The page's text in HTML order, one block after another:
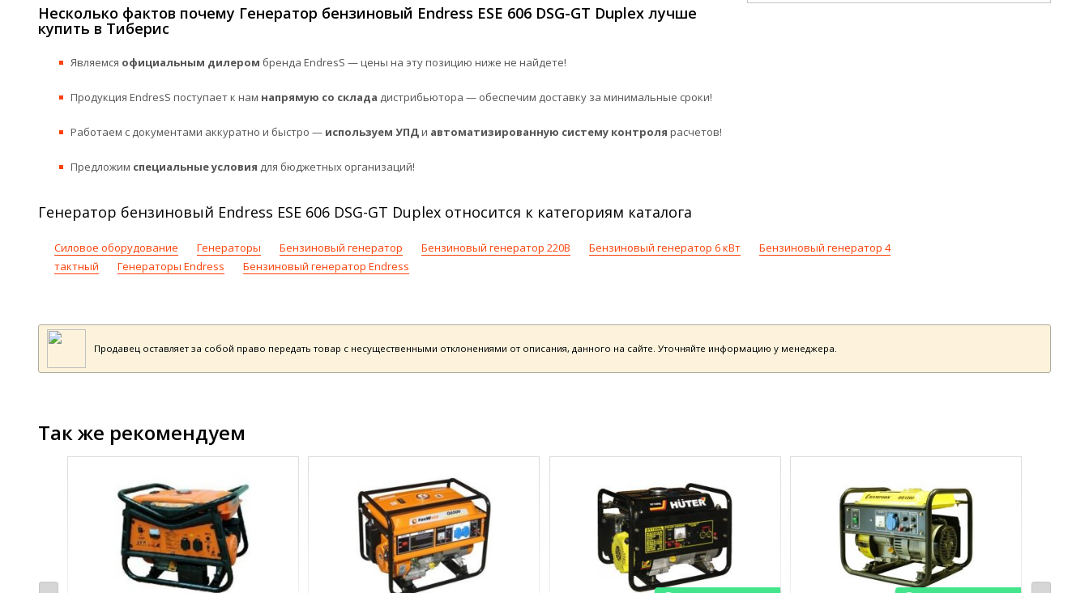
Несколько фактов почему Генератор бензиновый Endress ESE 606 DSG-GT Duplex лучше
купить в Тиберис
Являемся официальным дилером бренда EndresS — цены на эту позицию ниже не найдете!
Продукция EndresS поступает к нам напрямую со склада дистрибьютора — обеспечим доставку за минимальные сроки!
Работаем с документами аккуратно и быстро — используем УПДи автоматизированную систему контроля расчетов!
Предложим специальные условия для бюджетных организаций!
Генератор бензиновый Endress ESE 606 DSG-GT Duplex относится к категориям каталога
Силовое оборудование Генераторы Бензиновый генератор Бензиновый генератор 220В Бензиновый генератор 6 кВт
Бензиновый генератор 4
тактный
Генераторы Endress Бензиновый генератор Endress
Продавец оставляет за собой право передать товар с несущественными отклонениями от описания, данного на сайте. Уточняйте информацию у менеджера.
Так же рекомендуем